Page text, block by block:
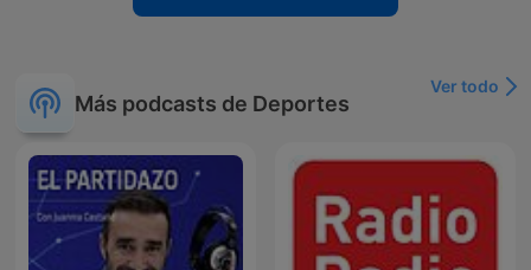
Más podcasts de Deportes
Ver todo